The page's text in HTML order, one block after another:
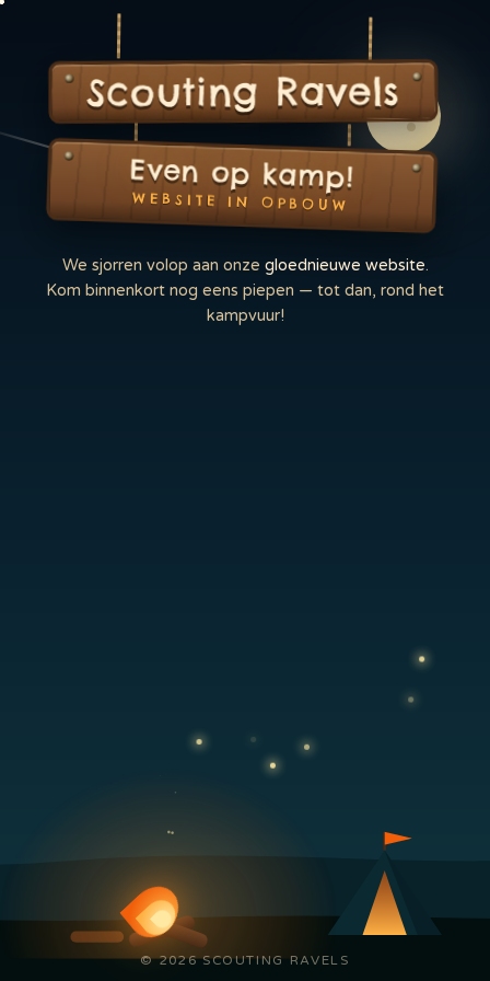
Scouting Ravels
Even op kamp!
WEBSITE IN OPBOUW
We sjorren volop aan onze gloednieuwe website.
Kom binnenkort nog eens piepen — tot dan, rond het
kampvuur!
© 2026 SCOUTING RAVELS